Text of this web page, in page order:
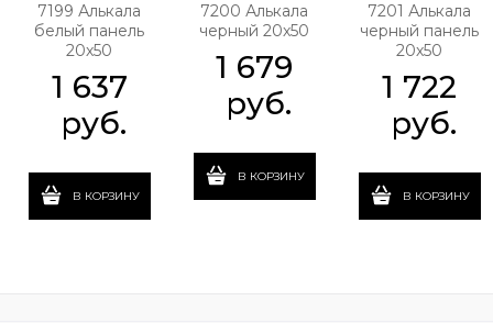
7199 Алькала
белый панель
20х50
1 637
руб.
В КОРЗИНУ
7200 Алькала
черный 20х50
1 679
руб.
В КОРЗИНУ
7201 Алькала
черный панель
20х50
1 722
руб.
В КОРЗИНУ